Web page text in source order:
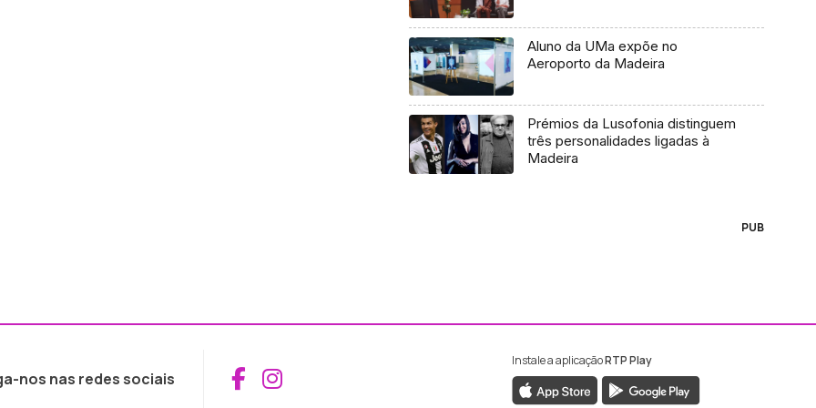
Aluno da UMa expõe no
Aeroporto da Madeira
Prémios da Lusofonia distinguem
três personalidades ligadas à
Madeira
PUB
nos nas redes sociais Aceder ao Facebook da RTP Madeira
Aceder ao Instagram da RTP Madeira
Instale a aplicaçãoRTP Play